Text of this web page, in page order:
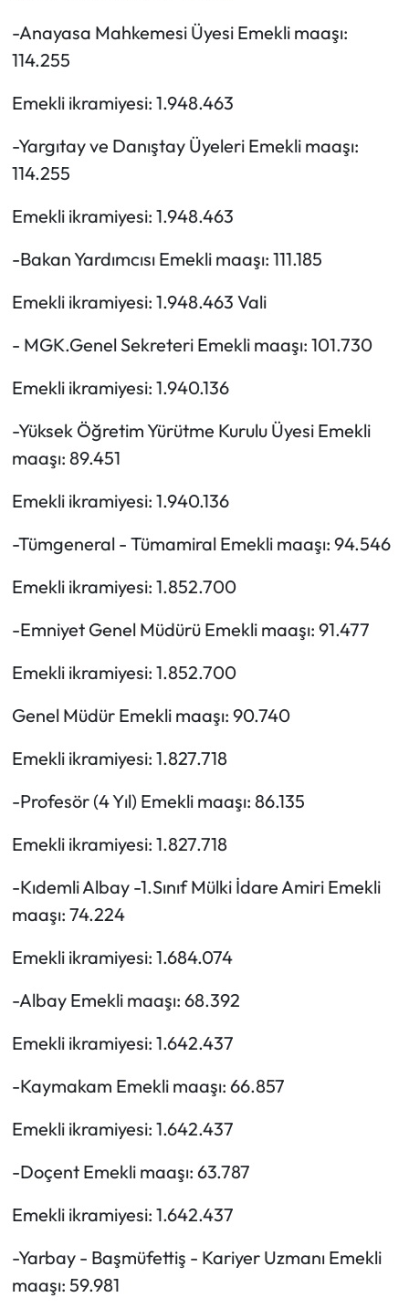
-Anayasa Mahkemesi Üyesi Emekli maaşı:
114.255
Emekli ikramiyesi: 1.948.463
-Yargıtay ve Danıştay Üyeleri Emekli maaşı:
114.255
Emekli ikramiyesi: 1.948.463
-Bakan Yardımcısı Emekli maaşı: 111.185
Emekli ikramiyesi: 1.948.463 Vali
- MGK.Genel Sekreteri Emekli maaşı: 101.730
Emekli ikramiyesi: 1.940.136
-Yüksek Öğretim Yürütme Kurulu Üyesi Emekli
maaşı: 89.451
Emekli ikramiyesi: 1.940.136
-Tümgeneral - Tümamiral Emekli maaşı: 94.546
Emekli ikramiyesi: 1.852.700
-Emniyet Genel Müdürü Emekli maaşı: 91.477
Emekli ikramiyesi: 1.852.700
Genel Müdür Emekli maaşı: 90.740
Emekli ikramiyesi: 1.827.718
-Profesör (4 Yıl) Emekli maaşı: 86.135
Emekli ikramiyesi: 1.827.718
-Kıdemli Albay -1.Sınıf Mülki İdare Amiri Emekli
maaşı: 74.224
Emekli ikramiyesi: 1.684.074
-Albay Emekli maaşı: 68.392
Emekli ikramiyesi: 1.642.437
-Kaymakam Emekli maaşı: 66.857
Emekli ikramiyesi: 1.642.437
-Doçent Emekli maaşı: 63.787
Emekli ikramiyesi: 1.642.437
-Yarbay - Başmüfettiş - Kariyer Uzmanı Emekli
maaşı: 59.981